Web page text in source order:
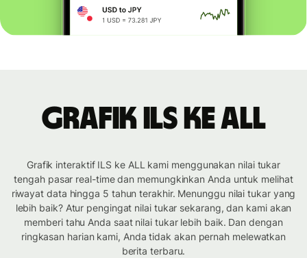
Grafik ILS ke ALL
Grafik interaktif ILS ke ALL kami menggunakan nilai tukar
tengah pasar real-time dan memungkinkan Anda untuk melihat
riwayat data hingga 5 tahun terakhir. Menunggu nilai tukar yang
lebih baik? Atur pengingat nilai tukar sekarang, dan kami akan
memberi tahu Anda saat nilai tukar lebih baik. Dan dengan
ringkasan harian kami, Anda tidak akan pernah melewatkan
berita terbaru.